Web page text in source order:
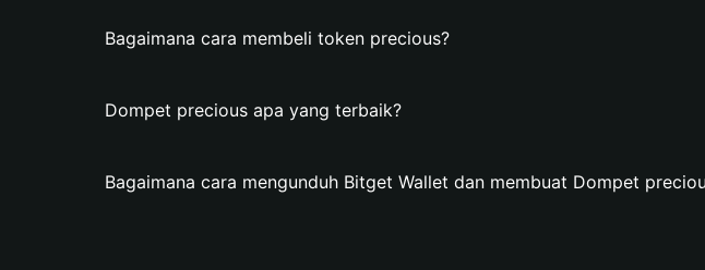
Bagaimana cara membeli token precious?
Dompet precious apa yang terbaik?
Bagaimana cara mengunduh Bitget Wallet dan membuat Dompet